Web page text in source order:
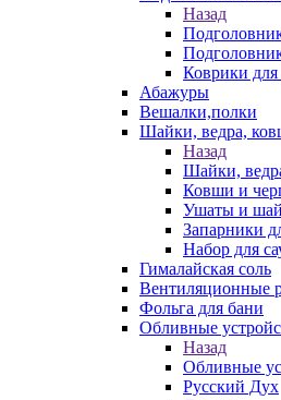
Назад
Коврики
Абажуры
Вешалки,полки
Шайки, ведра,
Назад
Шайки,
Ковши и
Ушаты и
Запарники
Набор для
Гималайская соль
Вентиляционные
Фольга для бани
Обливные
Назад
Обливные
Русский Дух